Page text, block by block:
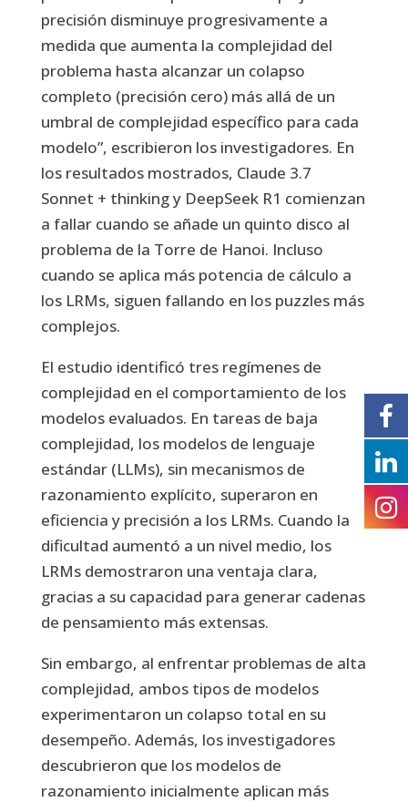
precisión disminuye progresivamente a
medida que aumenta la complejidad del
problema hasta alcanzar un colapso
completo (precisión cero) más allá de un
umbral de complejidad específico para cada
modelo”, escribieron los investigadores. En
los resultados mostrados, Claude 3.7
Sonnet + thinking y DeepSeek R1 comienzan
a fallar cuando se añade un quinto disco al
problema de la Torre de Hanoi. Incluso
cuando se aplica más potencia de cálculo a
los LRMs, siguen fallando en los puzzles más
complejos.
El estudio identificó tres regímenes de
complejidad en el comportamiento de los
modelos evaluados. En tareas de baja
complejidad, los modelos de lenguaje
estándar (LLMs), sin mecanismos de
razonamiento explícito, superaron en
eficiencia y precisión a los LRMs. Cuando la
dificultad aumentó a un nivel medio, los
LRMs demostraron una ventaja clara,
gracias a su capacidad para generar cadenas
de pensamiento más extensas.
Sin embargo, al enfrentar problemas de alta
complejidad, ambos tipos de modelos
experimentaron un colapso total en su
desempeño. Además, los investigadores
descubrieron que los modelos de
razonamiento inicialmente aplican más